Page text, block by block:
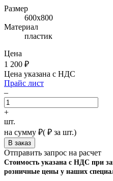
Размер
600х800
Материал
пластик
Цена
1 200 ₽
Цена указана с НДС
Прайс лист
–
+
шт.
на сумму ₽( ₽ за шт.)
Отправить запрос на расчет
Стоимость указана с НДС при
розничные цены у наших